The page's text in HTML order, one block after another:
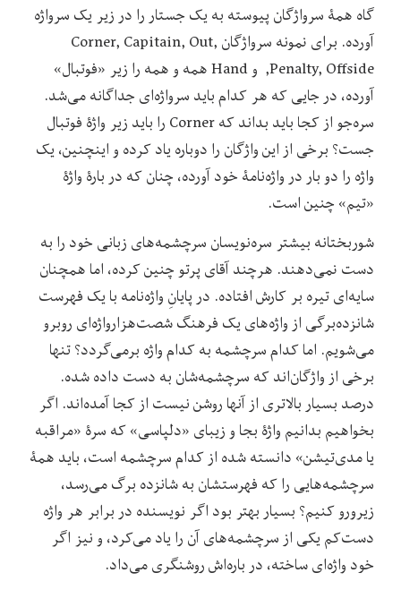
گاه همۀ سرواژگان پیوسته به یک جستار را در زیر یک سرواژه
آورده. برای نمونه سرواژگان Corner, Capitain, Out,
Penalty, Offside, و Hand همه و همه را زیر «فوتبال»
آورده، در جایی که هر کدام باید سرواژه‌ای جداگانه می‌شد.
سره‌جو از کجا باید بداند که Corner را باید زیر واژۀ فوتبال
جست؟ برخی از این واژگان را دوباره یاد کرده و اینچنین، یک
واژه را دو بار در واژه‌نامۀ خود آورده، چنان که در بارۀ واژۀ
«تیم» چنین است.
شوربختانه بیشتر سره‌نویسان سرچشمه‌های زبانی خود را به
دست نمی‌دهند. هرچند آقای پرتو چنین کرده، اما همچنان
سایه‌ای تیره بر کارش افتاده. در پایانِ واژه‌نامه با یک فهرست
شانزده‌برگی از واژه‌های یک فرهنگ شصت‌هزارواژه‌ای روبرو
می‌شویم. اما کدام سرچشمه به کدام واژه برمی‌گردد؟ تنها
برخی از واژگان‌اند که سرچشمه‌شان به دست داده شده.
درصد بسیار بالاتری از آنها روشن نیست از کجا آمده‌اند. اگر
بخواهیم بدانیم واژۀ بجا و زیبای «دلپاسی» که سرۀ «مراقبه
یا مدی‌تیشن» دانسته شده از کدام سرچشمه است، باید همۀ
سرچشمه‌هایی را که فهرستشان به شانزده برگ می‌رسد،
زیرورو کنیم؟ بسیار بهتر بود اگر نویسنده در برابر هر واژه
دست‌کم یکی از سرچشمه‌های آن را یاد می‌کرد، و نیز اگر
خود واژه‌ای ساخته، در باره‌اش روشنگری می‌داد.